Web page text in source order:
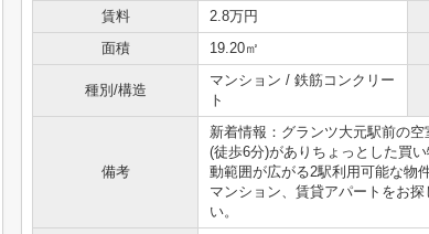
賃料 2.8万円
面積
19.20㎡
種別/構造
マンション / 鉄筋コンクリー
ト
備考
新着情報：グランツ大元駅前の
(徒歩6分)がありちょっとした買
動範囲が広がる2駅利用可能な物
マンション、賃貸アパートをお
い。